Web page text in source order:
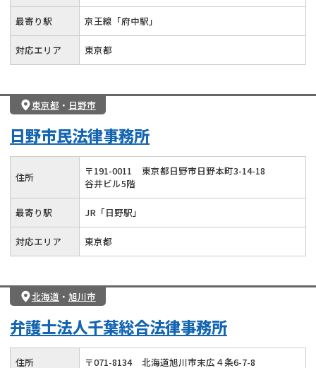
最寄り駅 京王線「府中駅」
対応エリア 東京都
東京都 ・ 日野市
日野市民法律事務所
住所 〒191-0011
東京都日野市日野本町3-14-18
谷井ビル5階
最寄り駅 JR「日野駅」
対応エリア 東京都
北海道 ・ 旭川市
弁護士法人千葉総合法律事務所
住所 〒071-8134 北海道旭川市末広４条6-7-8